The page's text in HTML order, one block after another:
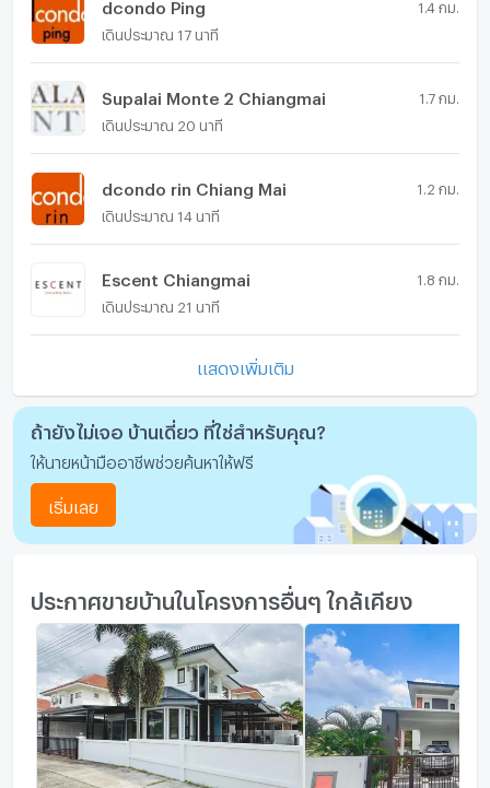
dcondo Ping 1.4 กม.
เดินประมาณ 17 นาที
Supalai Monte 2 Chiangmai 1.7 กม.
เดินประมาณ 20 นาที
dcondo rin Chiang Mai 1.2 กม.
เดินประมาณ 14 นาที
Escent Chiangmai 1.8 กม.
เดินประมาณ 21 นาที
แสดงเพิ่มเติม
ถ้ายังไม่เจอ บ้านเดี่ยว ที่ใช่สำหรับคุณ?
ให้นายหน้ามืออาชีพช่วยค้นหาให้ฟรี
เริ่มเลย
ประกาศขายบ้านในโครงการอื่นๆ ใกล้เคียง